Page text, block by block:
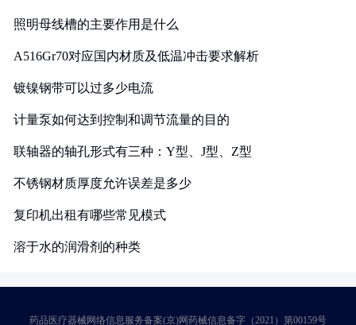
照明母线槽的主要作用是什么
A516Gr70对应国内材质及低温冲击要求解析
镀镍钢带可以过多少电流
计量泵如何达到控制和调节流量的目的
联轴器的轴孔形式有三种：Y型、J型、Z型
不锈钢材质厚度允许误差是多少
复印机出租有哪些常见模式
溶于水的润滑剂的种类
药品医疗器械网络信息服务备案(京)网药械信息备字（2021）第00159号